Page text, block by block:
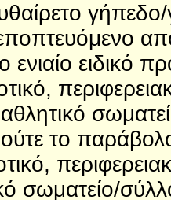
ειδικό
το
σωματείο/